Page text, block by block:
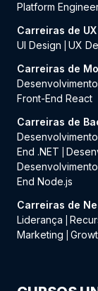
Platform
Carreiras de UX
UI Design
UX
Carreiras de
Front-End React
Carreiras de
End .NET
End Node.js
Carreiras de
Liderança
Marketing